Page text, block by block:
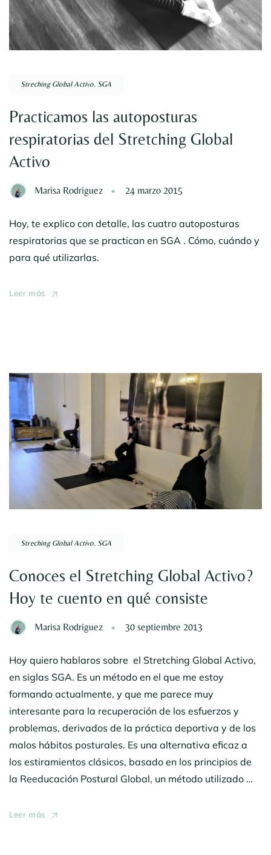
Streching Global Activo. SGA
Practicamos las autoposturas
respiratorias del Stretching Global
Activo
Marisa Rodriguez 24 marzo 2015
Hoy, te explico con detalle, las cuatro autoposturas
respiratorias que se practican en SGA . Cómo, cuándo y
para qué utilizarlas.
Leer más
Streching Global Activo. SGA
Conoces el Stretching Global Activo?
Hoy te cuento en qué consiste
Marisa Rodriguez 30 septiembre 2013
Hoy quiero hablaros sobre el Stretching Global Activo,
en siglas SGA. Es un método en el que me estoy
formando actualmente, y que me parece muy
interesante para la recuperación de los esfuerzos y
problemas, derivados de la práctica deportiva y de los
malos hábitos posturales. Es una alternativa eficaz a
los estiramientos clásicos, basado en los principios de
la Reeducación Postural Global, un método utilizado …
Leer más